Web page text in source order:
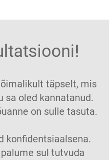
täpselt, mis
sa oled kannatanud.
on sulle tasuta.
konfidentsiaalsena.
sul tutvuda